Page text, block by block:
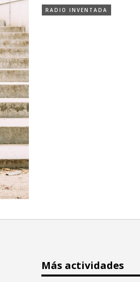
RADIO INVENTADA
Más actividades